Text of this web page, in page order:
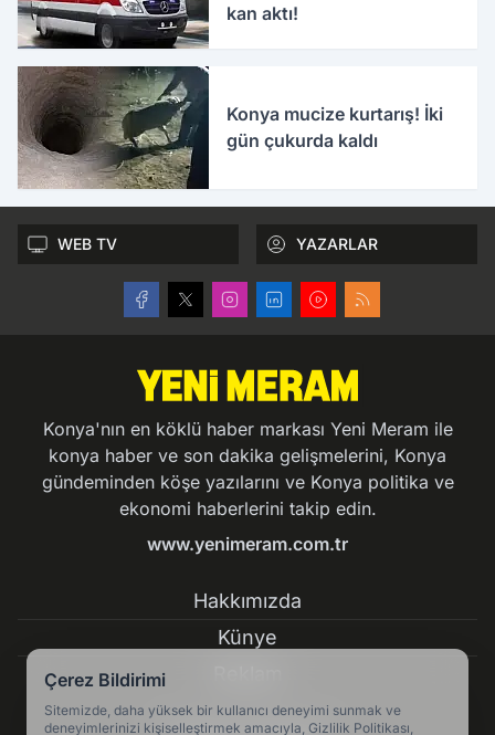
kan aktı!
Konya mucize kurtarış! İki
gün çukurda kaldı
WEB TV YAZARLAR
Konya'nın en köklü haber markası Yeni Meram ile
konya haber ve son dakika gelişmelerini, Konya
gündeminden köşe yazılarını ve Konya politika ve
ekonomi haberlerini takip edin.
www.yenimeram.com.tr
Hakkımızda
Künye
Çerez Bildirimi
Sitemizde, daha yüksek bir kullanıcı deneyimi sunmak ve
deneyimlerinizi kişiselleştirmek amacıyla, Gizlilik Politikası,